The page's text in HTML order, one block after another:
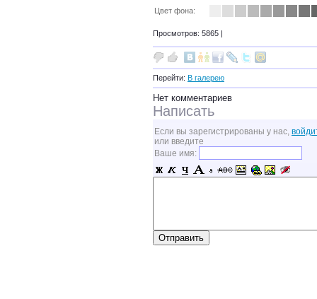
Цвет фона:
Просмотров: 5865 |
Перейти: В галерею
Нет комментариев
Написать
Если вы зарегистрированы у нас,
или введите
Ваше имя: